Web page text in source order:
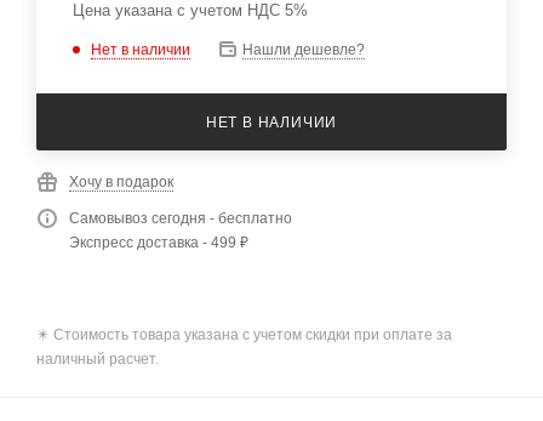
Цена указана с учетом НДС 5%
Нет в наличии Нашли дешевле?
НЕТ В НАЛИЧИИ
Хочу в подарок
Самовывоз сегодня - бесплатно
Экспресс доставка - 499 ₽
✴️ Стоимость товара указана с учетом скидки при оплате за
наличный расчет.